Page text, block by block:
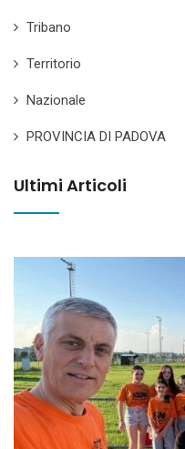
Tribano
Territorio
Nazionale
PROVINCIA DI PADOVA
Ultimi Articoli